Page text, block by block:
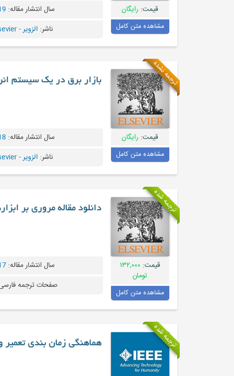
قیمت: رایگان
مشاهده متن کامل
سال انتشار مقاله:
ناشر: الزویر - Elsevier
ترجمه نشده
قیمت: رایگان
مشاهده متن کامل
بازار برق در یک سیستم
سال انتشار مقاله:
ناشر: الزویر - Elsevier
ترجمه شده
قیمت: ۱۳۲,۰۰۰
تومان
مشاهده متن کامل
دانلود مقاله مروری بر
سال انتشار مقاله:
صفحات ترجمه
ترجمه شده هماهنگی زمان بندی تعمیر